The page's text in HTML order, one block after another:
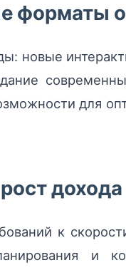
форматы
новые
для
дохода
к
и